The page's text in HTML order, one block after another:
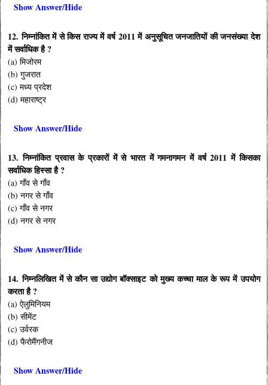
Show Answer/Hide
12. निम्नांकित में से किस राज्य में वर्ष 2011 में अनुसूचित जनजातियों की जनसंख्या देश
में सर्वाधिक है ?
(a) मिजोरम
(b) गुजरात
(c) मध्य प्रदेश
(d) महाराष्ट्र
Show Answer/Hide
13. निम्नांकित प्रवास के प्रकारों में से भारत में गमनागमन में वर्ष 2011 में किसका
सर्वाधिक हिस्सा है ?
(a) गाँव से गाँव
(b) नगर से गाँव
(c) गाँव से नगर
(d) नगर से नगर
Show Answer/Hide
14. निम्नलिखित में से कौन सा उद्योग बॉक्साइट को मुख्य कच्चा माल के रूप में उपयोग
करता है ?
(a) ऐलुमिनियम
(b) सीमेंट
(c) उर्वरक
(d) फैरोमैंगनीज
Show Answer/Hide